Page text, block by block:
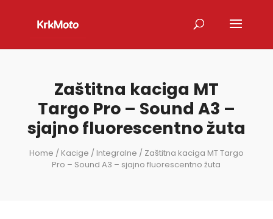
Zaštitna kaciga MT
Targo Pro – Sound A3 –
sjajno fluorescentno žuta
Home / Kacige / Integralne / Zaštitna kaciga MT Targo
Pro – Sound A3 – sjajno fluorescentno žuta